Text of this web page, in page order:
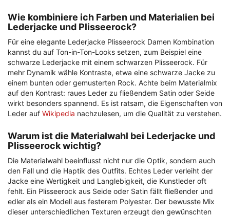
Wie kombiniere ich Farben und Materialien bei
Lederjacke und Plisseerock?
Für eine elegante Lederjacke Plisseerock Damen Kombination
kannst du auf Ton-in-Ton-Looks setzen, zum Beispiel eine
schwarze Lederjacke mit einem schwarzen Plisseerock. Für
mehr Dynamik wähle Kontraste, etwa eine schwarze Jacke zu
einem bunten oder gemusterten Rock. Achte beim Materialmix
auf den Kontrast: raues Leder zu fließendem Satin oder Seide
wirkt besonders spannend. Es ist ratsam, die Eigenschaften von
Leder auf Wikipedia nachzulesen, um die Qualität zu verstehen.
Warum ist die Materialwahl bei Lederjacke und
Plisseerock wichtig?
Die Materialwahl beeinflusst nicht nur die Optik, sondern auch
den Fall und die Haptik des Outfits. Echtes Leder verleiht der
Jacke eine Wertigkeit und Langlebigkeit, die Kunstleder oft
fehlt. Ein Plisseerock aus Seide oder Satin fällt fließender und
edler als ein Modell aus festerem Polyester. Der bewusste Mix
dieser unterschiedlichen Texturen erzeugt den gewünschten